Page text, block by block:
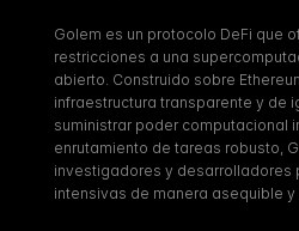
Golem es un protocolo DeFi que
restricciones a una
abierto. Construido sobre
infraestructura transparente y de
suministrar poder computacional
enrutamiento de tareas robusto,
investigadores y desarrolladores
intensivas de manera asequible